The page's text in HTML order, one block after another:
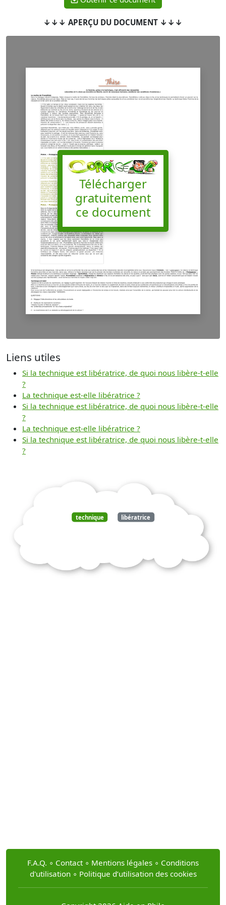
↓↓↓ APERÇU DU DOCUMENT ↓↓↓
Télécharger
gratuitement
ce document
Liens utiles
Si la technique est libératrice, de quoi nous libère-t-elle
?
La technique est-elle libératrice ?
Si la technique est libératrice, de quoi nous libère-t-elle
?
La technique est-elle libératrice ?
Si la technique est libératrice, de quoi nous libère-t-elle
?
technique libératrice
F.A.Q. ∘ Contact ∘ Mentions légales ∘ Conditions
d'utilisation∘ Politique d’utilisation des cookies